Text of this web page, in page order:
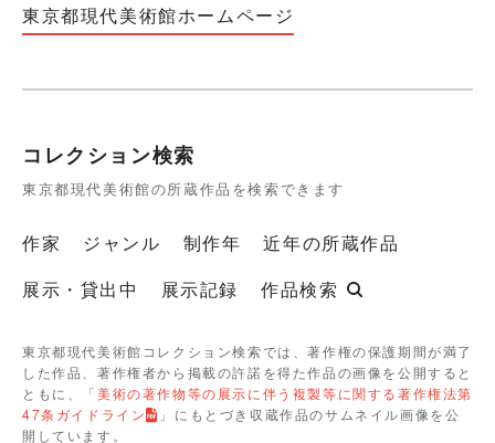
東京都現代美術館ホームページ
コレクション検索
東京都現代美術館の所蔵作品を検索できます
作家 ジャンル 制作年
近年の所蔵作品
展示・貸出中
展示記録 作品検索
東京都現代美術館コレクション検索では、著作権の保護期間が満了
した作品、著作権者から掲載の許諾を得た作品の画像を公開すると
ともに、「美術の著作物等の展示に伴う複製等に関する著作権法第
47条ガイドライン
」にもとづき収蔵作品のサムネイル画像を公
開しています。